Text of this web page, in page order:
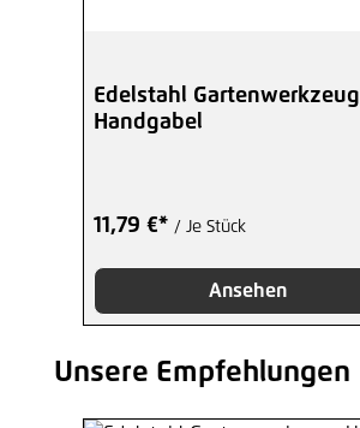
Edelstahl Gartenwerkzeug
Handgabel
11,79 €* / Je Stück
Ansehen
Produktgalerie überspringen
Unsere Empfehlungen